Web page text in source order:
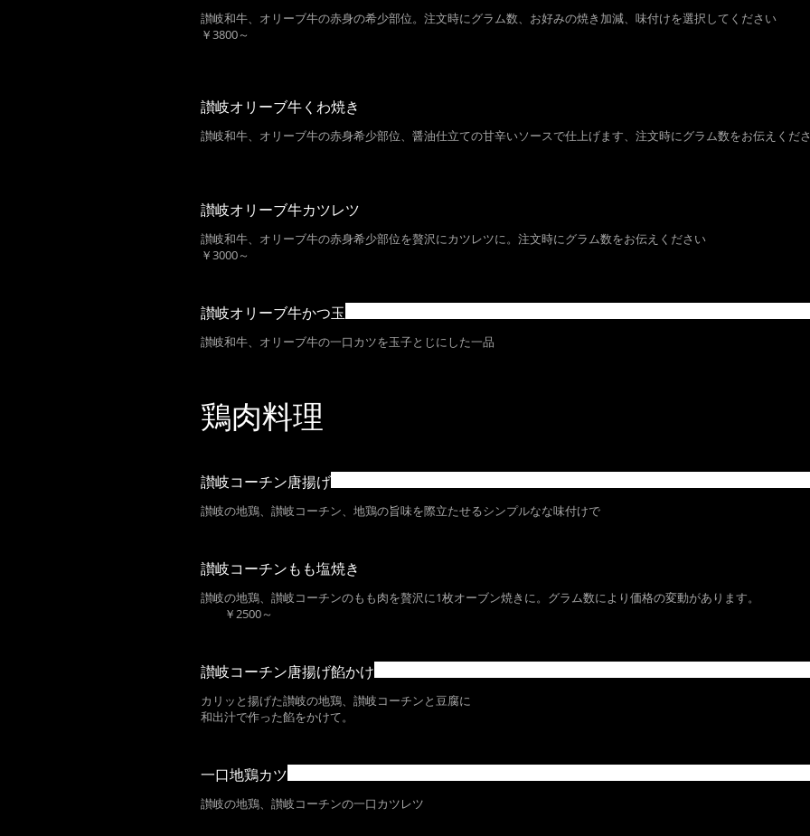
讃岐和牛、オリーブ牛の赤身の希少部位。注文時にグラム数、お好みの焼き加減、味付けを選択してくださ
￥3800～
讃岐オリーブ牛くわ焼き
讃岐和牛、オリーブ牛の赤身希少部位、醤油仕立ての甘辛いソースで仕上げます、注文時にグラム数をお伝えくだ
讃岐オリーブ牛カツレツ
讃岐和牛、オリーブ牛の赤身希少部位を贅沢にカツレツに。注文時にグラム数をお伝えくださ
￥3000～
讃岐オリーブ牛かつ玉
讃岐和牛、オリーブ牛の一口カツを玉子とじにした一品
鶏肉料理
讃岐コーチン唐揚げ
讃岐の地鶏、讃岐コーチン、地鶏の旨味を際立たせるシンプルなな味付けで
讃岐コーチンもも塩焼き
讃岐の地鶏、讃岐コーチンのもも肉を贅沢に1枚オーブン焼きに。グラム数により価格の変動があります。
￥2500～
讃岐コーチン唐揚げ餡かけ
カリッと揚げた讃岐の地鶏、讃岐コーチンと豆腐に
和出汁で作った餡をかけて。
一口地鶏カツ
讃岐の地鶏、讃岐コーチンの一口カツレツ